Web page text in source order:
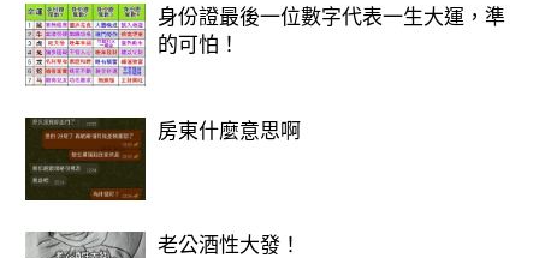
身份證最後一位數字代表一生大運，準
的可怕！
房東什麼意思啊
老公酒性大發！